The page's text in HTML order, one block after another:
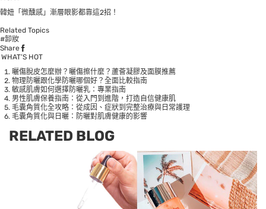
韓妞「微醺感」漸層眼影都靠這2招！
Related Topics
#卸妝
Share
WHAT’S HOT
曬傷脫皮怎麼辦？曬傷擦什麼？蘆薈凝膠及面膜推薦
物理防曬跟化學防曬哪個好？全面比較指南
敏感肌膚如何選擇防曬乳：專業指南
男性肌膚保養指南：從入門到進階，打造自信健康肌
毛囊角質化全攻略：從成因、症狀到完整治療與日常護理
毛囊角質化與日曬：防曬對肌膚健康的影響
RELATED BLOG